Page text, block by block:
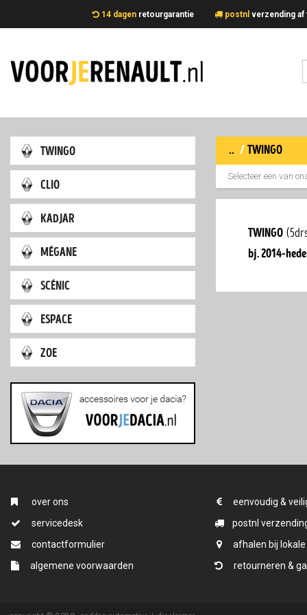
14 dagenretourgarantie postnl
twingo
clio
kadjar
mégane
scénic
espace
zoe
.. / twingo
Selecteer een van
twingo
bj. 2014-
over ons
servicedesk
contactformulier
algemene voorwaarden
eenvoudig &
postnl
afhalen bij
retourneren &